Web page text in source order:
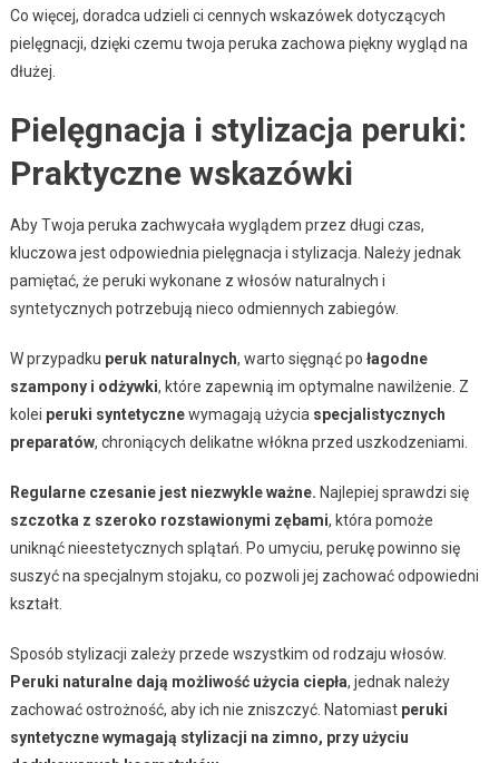
Co więcej, doradca udzieli ci cennych wskazówek dotyczących
pielęgnacji, dzięki czemu twoja peruka zachowa piękny wygląd na
dłużej.
Pielęgnacja i stylizacja peruki:
Praktyczne wskazówki
Aby Twoja peruka zachwycała wyglądem przez długi czas,
kluczowa jest odpowiednia pielęgnacja i stylizacja. Należy jednak
pamiętać, że peruki wykonane z włosów naturalnych i
syntetycznych potrzebują nieco odmiennych zabiegów.
W przypadku peruk naturalnych, warto sięgnąć po łagodne
szampony i odżywki, które zapewnią im optymalne nawilżenie. Z
kolei peruki syntetycznewymagają użycia specjalistycznych
preparatów, chroniących delikatne włókna przed uszkodzeniami.
Regularne czesanie jest niezwykle ważne. Najlepiej sprawdzi się
szczotka z szeroko rozstawionymi zębami, która pomoże
uniknąć nieestetycznych splątań. Po umyciu, perukę powinno się
suszyć na specjalnym stojaku, co pozwoli jej zachować odpowiedni
kształt.
Sposób stylizacji zależy przede wszystkim od rodzaju włosów.
Peruki naturalne dają możliwość użycia ciepła, jednak należy
zachować ostrożność, aby ich nie zniszczyć. Natomiast peruki
syntetyczne wymagają stylizacji na zimno, przy użyciu